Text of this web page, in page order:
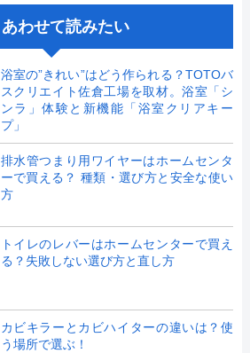
あわせて読みたい
浴室の”きれい”はどう作られる？TOTOバ
スクリエイト佐倉工場を取材。浴室「シ
ンラ」体験と新機能「浴室クリアキー
プ」
排水管つまり用ワイヤーはホームセンタ
ーで買える？ 種類・選び方と安全な使い
方
トイレのレバーはホームセンターで買え
る？失敗しない選び方と直し方
カビキラーとカビハイターの違いは？使
う場所で選ぶ！